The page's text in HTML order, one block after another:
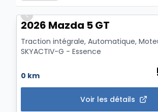
Previous slide
2026 Mazda 5 GT
Traction intégrale, Automatique,
SKYACTIV-G - Essence
0 km
Voir les détails